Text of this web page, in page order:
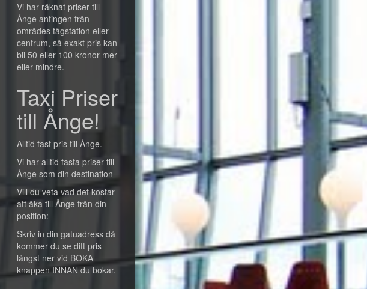
Vi har räknat priser till
Ånge antingen från
områdes tågstation eller
centrum, så exakt pris kan
bli 50 eller 100 kronor mer
eller mindre.
Taxi Priser
till Ånge!
Alltid fast pris till Ånge.
Vi har alltid fasta priser till
Ånge som din destination
Vill du veta vad det kostar
att åka till Ånge från din
position:
Skriv in din gatuadress då
kommer du se ditt pris
längst ner vid BOKA
knappen INNAN du bokar.